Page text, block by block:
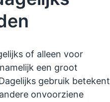
of alleen voor
een groot
gebruik betekent
onvoorziene